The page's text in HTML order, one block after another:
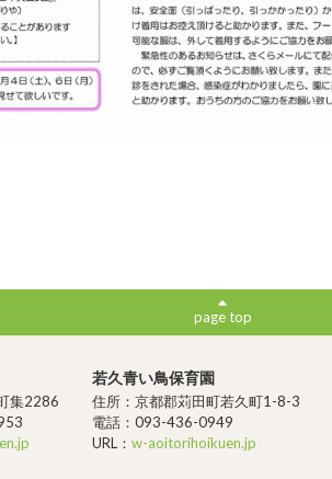
page top
集2286
若久青い鳥保育園
住所：京都郡苅田町若久町1-8-3
電話：093-436-0949
URL： w-aoitorihoikuen.jp